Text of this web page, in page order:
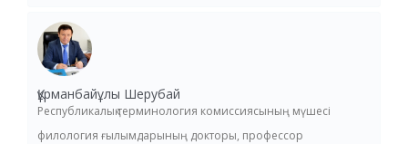
Құрманбайұлы Шерубай
Республикалық терминология комиссиясының мүшесі
филология ғылымдарының докторы, профессор